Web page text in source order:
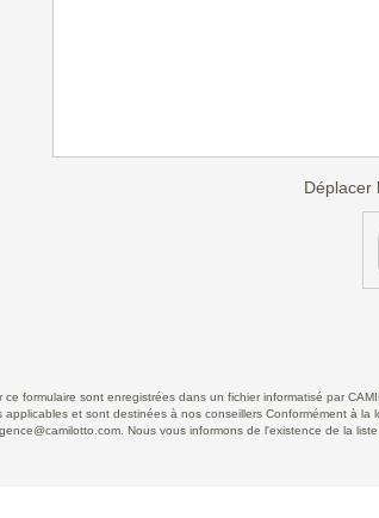
Déplacer
ce formulaire sont enregistrées dans un fichier informatisé par
applicables et sont destinées à nos conseillers Conformément à
Nous vous informons de l'existence de la